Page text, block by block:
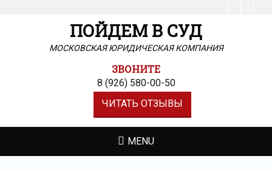
ПОЙДЕМ В СУД
МОСКОВСКАЯ ЮРИДИЧЕСКАЯ КОМПАНИЯ
ЗВОНИТЕ
8 (926) 580-00-50
ЧИТАТЬ ОТЗЫВЫ
MENU